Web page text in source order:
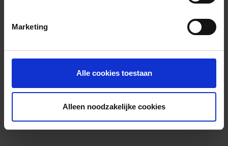
Marketing
Alle cookies toestaan
Alleen noodzakelijke cookies